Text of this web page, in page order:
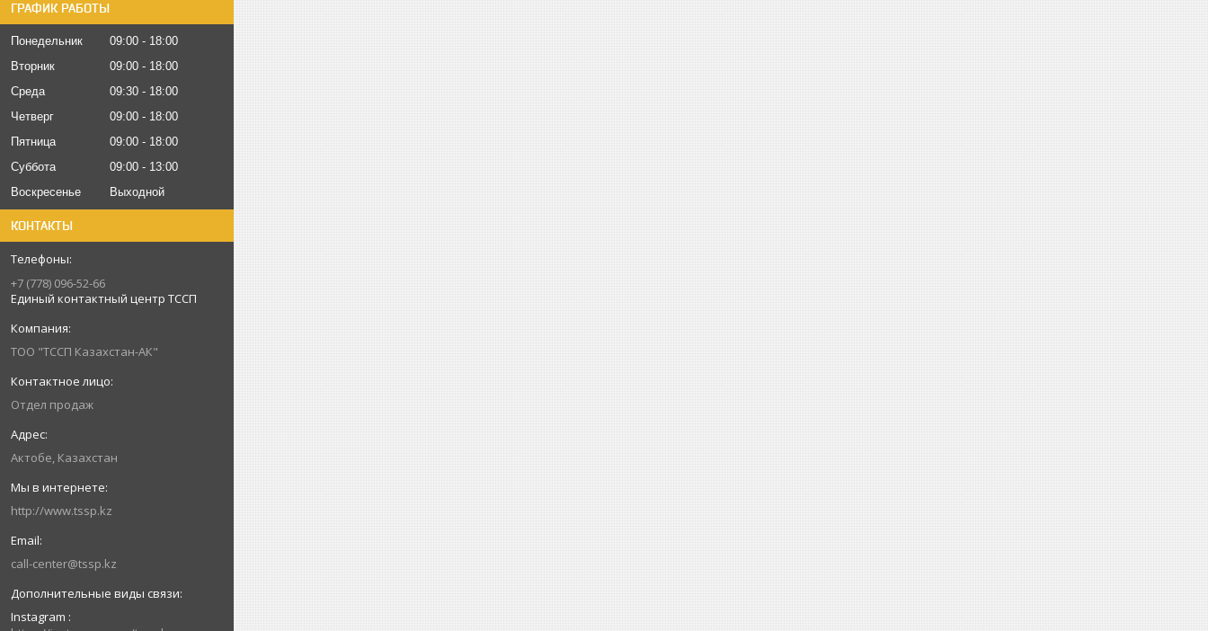
ГРАФИК РАБОТЫ
Понедельник 09:00
18:00
Вторник
09:00
18:00
Среда
09:30
18:00
Четверг
09:00
18:00
Пятница
09:00
18:00
Суббота
09:00
13:00
Воскресенье
Выходной
КОНТАКТЫ
+7 (778) 096-52-66
Единый контактный центр ТССП
ТОО "ТССП Казахстан-АК"
Отдел продаж
Актобе, Казахстан
http://www.tssp.kz
call-center@tssp.kz
Instagram